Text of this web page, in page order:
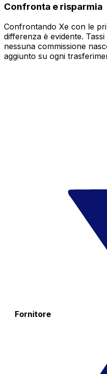
Confronta e risparmia
Confrontando Xe con le
differenza è evidente.
nessuna commissione
aggiunto su ogni
Fornitore